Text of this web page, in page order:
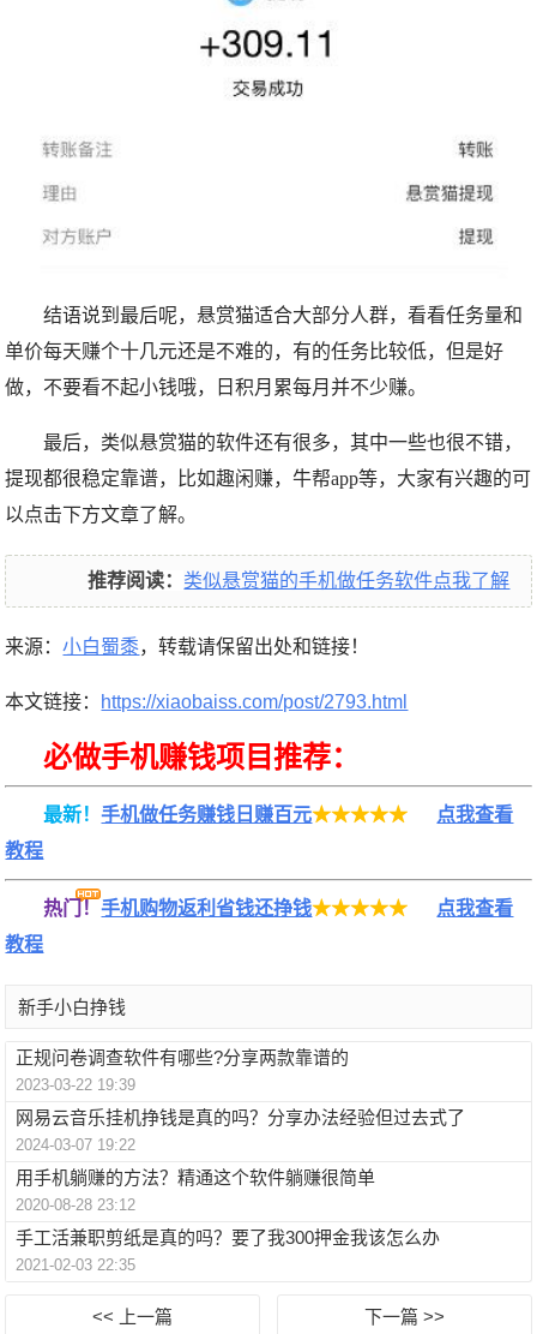
结语说到最后呢，悬赏猫适合大部分人群，看看任务量和
单价每天赚个十几元还是不难的，有的任务比较低，但是好
做，不要看不起小钱哦，日积月累每月并不少赚。
最后，类似悬赏猫的软件还有很多，其中一些也很不错，
提现都很稳定靠谱，比如趣闲赚，牛帮app等，大家有兴趣的可
以点击下方文章了解。
推荐阅读： 类似悬赏猫的手机做任务软件点我了解
来源：小白蜀黍，转载请保留出处和链接！
本文链接： https://xiaobaiss.com/post/2793.html
必做手机赚钱项目推荐：
最新！手机做任务赚钱日赚百元★★★★★
点我查看
教程
热门！手机购物返利省钱还挣钱★★★★★
点我查看
教程
新手小白挣钱
正规问卷调查软件有哪些?分享两款靠谱的
2023-03-22 19:39
网易云音乐挂机挣钱是真的吗？分享办法经验但过去式了
2024-03-07 19:22
用手机躺赚的方法？精通这个软件躺赚很简单
2020-08-28 23:12
手工活兼职剪纸是真的吗？要了我300押金我该怎么办
2021-02-03 22:35
<< 上一篇 下一篇 >>